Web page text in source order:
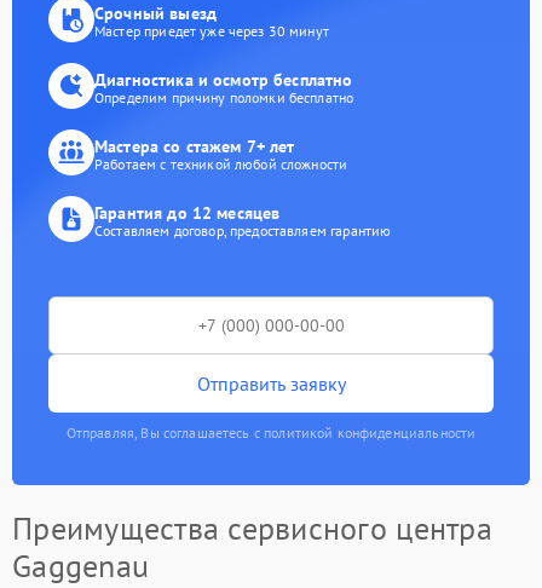
Срочный выезд
Мастер приедет уже через 30 минут
Диагностика и осмотр бесплатно
Определим причину поломки бесплатно
Мастера со стажем 7+ лет
Работаем с техникой любой сложности
Гарантия до 12 месяцев
Составляем договор, предоставляем гарантию
Отправить заявку
Отправляя, Вы соглашаетесь с политикой конфиденциальности
Преимущества сервисного центра
Gaggenau